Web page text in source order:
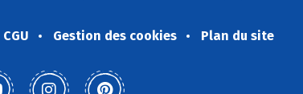
CGU Gestion des cookies Plan du site